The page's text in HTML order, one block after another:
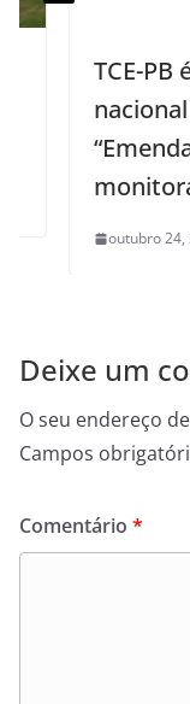
TCE-PB é
nacional
“Emendas
outubro 24, 2025
Deixe um
O seu endereço
Campos
Comentário *